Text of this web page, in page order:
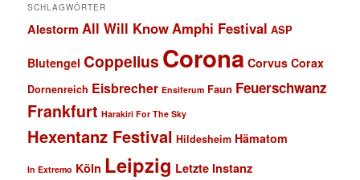
SCHLAGWÖRTER
Alestorm All Will Know Amphi Festival ASP
Blutengel Coppelius Corona Corvus Corax
Dornenreich Eisbrecher Ensiferum Faun Feuerschwanz
Frankfurt Harakiri For The Sky
Hexentanz Festival Hildesheim Hämatom
In Extremo Köln Leipzig Letzte Instanz